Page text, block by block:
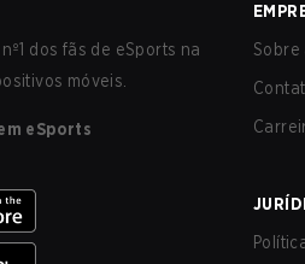
dos fãs de eSports na
móveis.
eSports
Sobre